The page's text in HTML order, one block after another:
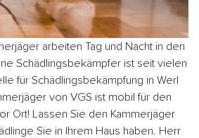
arbeiten Tag und Nacht in den
Schädlingsbekämpfer ist seit vielen
für Schädlingsbekämpfung in Werl
von VGS ist mobil für den
Ort! Lassen Sie den Kammerjäger
Sie in Ihrem Haus haben. Herr